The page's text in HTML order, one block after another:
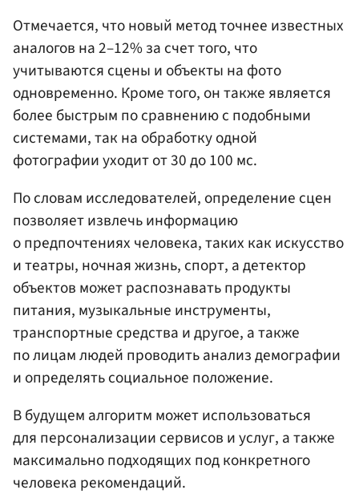
Отмечается, что новый метод точнее известных
аналогов на 2–12% за счет того, что
учитываются сцены и объекты на фото
одновременно. Кроме того, он также является
более быстрым по сравнению с подобными
системами, так на обработку одной
фотографии уходит от 30 до 100 мс.
По словам исследователей, определение сцен
позволяет извлечь информацию
о предпочтениях человека, таких как искусство
и театры, ночная жизнь, спорт, а детектор
объектов может распознавать продукты
питания, музыкальные инструменты,
транспортные средства и другое, а также
по лицам людей проводить анализ демографии
и определять социальное положение.
В будущем алгоритм может использоваться
для персонализации сервисов и услуг, а также
максимально подходящих под конкретного
человека рекомендаций.